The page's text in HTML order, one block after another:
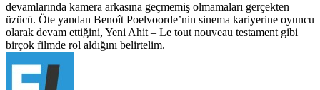
devamlarında kamera arkasına geçmemiş olmamaları gerçekten
üzücü. Öte yandan Benoît Poelvoorde’nin sinema kariyerine oyuncu
olarak devam ettiğini, Yeni Ahit – Le tout nouveau testament gibi
birçok filmde rol aldığını belirtelim.